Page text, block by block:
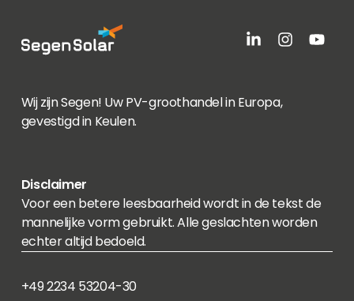
Wij zijn Segen! Uw PV-groothandel in Europa,
gevestigd in Keulen.
Disclaimer
Voor een betere leesbaarheid wordt in de tekst de
mannelijke vorm gebruikt. Alle geslachten worden
echter altijd bedoeld.
+49 2234 53204-30